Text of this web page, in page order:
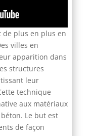
de plus en plus en
villes en
apparition dans
structures
leur
technique
aux matériaux
Le but est
de façon